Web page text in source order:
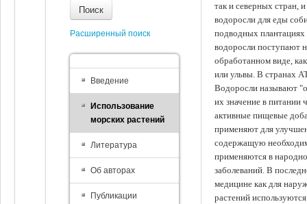
так и северных стран,
водоросли для еды
подводных
водоросли поступают
обработанном виде,
или ульвы. В странах
Водоросли называют
их значение в питании
активные пищевые
применяют для
содержащую
применяются в
заболеваний. В
медицине как для
растений
Поиск
Расширенный поиск
Введение
Использование
морских растений
Литература
Об авторах
Публикации